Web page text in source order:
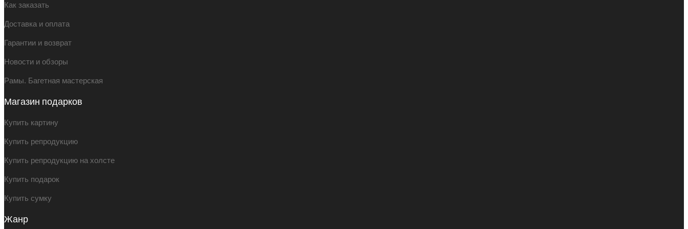
Как заказать
Доставка и оплата
Гарантии и возврат
Новости и обзоры
Рамы. Багетная мастерская
Магазин подарков
Купить картину
Купить репродукцию
Купить репродукцию на холсте
Купить подарок
Купить сумку
Жанр